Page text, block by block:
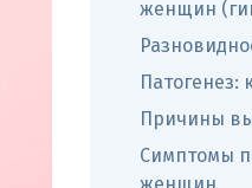
женщин
Патогенез:
Причины
Симптомы